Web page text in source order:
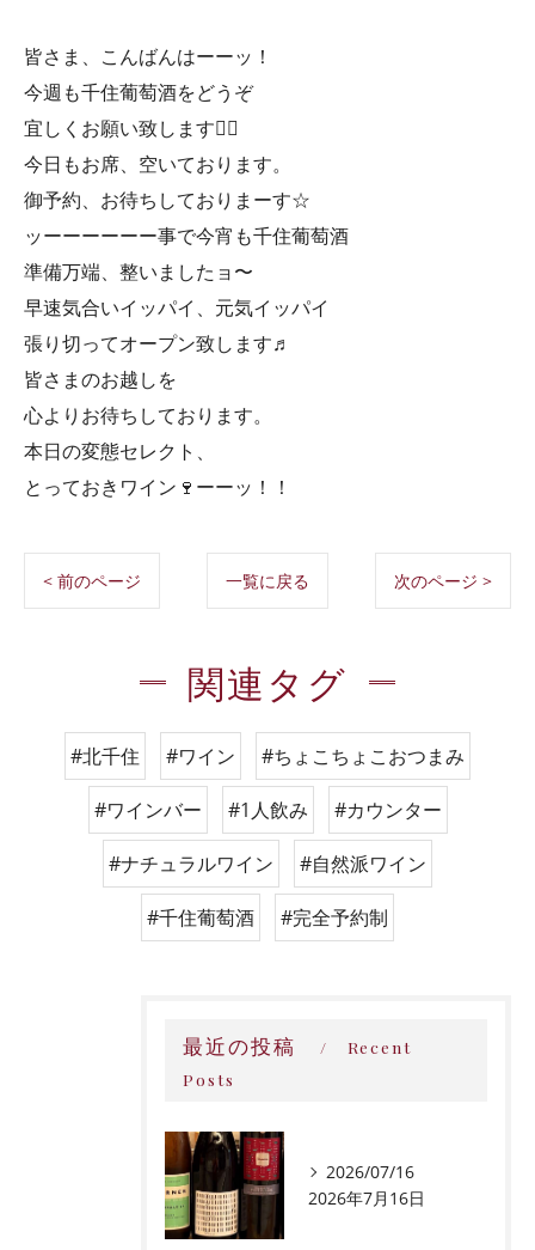
皆さま、こんばんはーーッ！
今週も千住葡萄酒をどうぞ
宜しくお願い致します🙇‍♀️
今日もお席、空いております。
御予約、お待ちしておりまーす☆
ッーーーーーー事で今宵も千住葡萄酒
準備万端、整いましたョ〜
早速気合いイッパイ、元気イッパイ
張り切ってオープン致します♬
皆さまのお越しを
心よりお待ちしております。
本日の変態セレクト、
とっておきワイン🍷ーーッ！！
< 前のページ 一覧に戻る 次のページ >
関連タグ
#北千住 #ワイン #ちょこちょこおつまみ
#ワインバー #1人飲み #カウンター
#ナチュラルワイン #自然派ワイン
#千住葡萄酒 #完全予約制
最近の投稿
Recent
Posts
2026/07/16
2026年7月16日